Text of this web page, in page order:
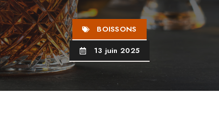
BOISSONS
13 juin 2025